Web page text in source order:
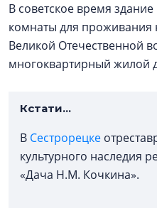
В советское время
комнаты для проживания
Великой Отечественной
многоквартирный жилой
Кстати...
В Сестрорецке
культурного наследия
«Дача Н.М. Кочкина».